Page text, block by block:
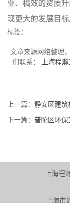
业、槁效的资质
现更大的发展目标
标签：
文章来源网络整理
们联系：
上海程
上一篇： 静安区建筑
下一篇： 普陀区环保
上海程
上海